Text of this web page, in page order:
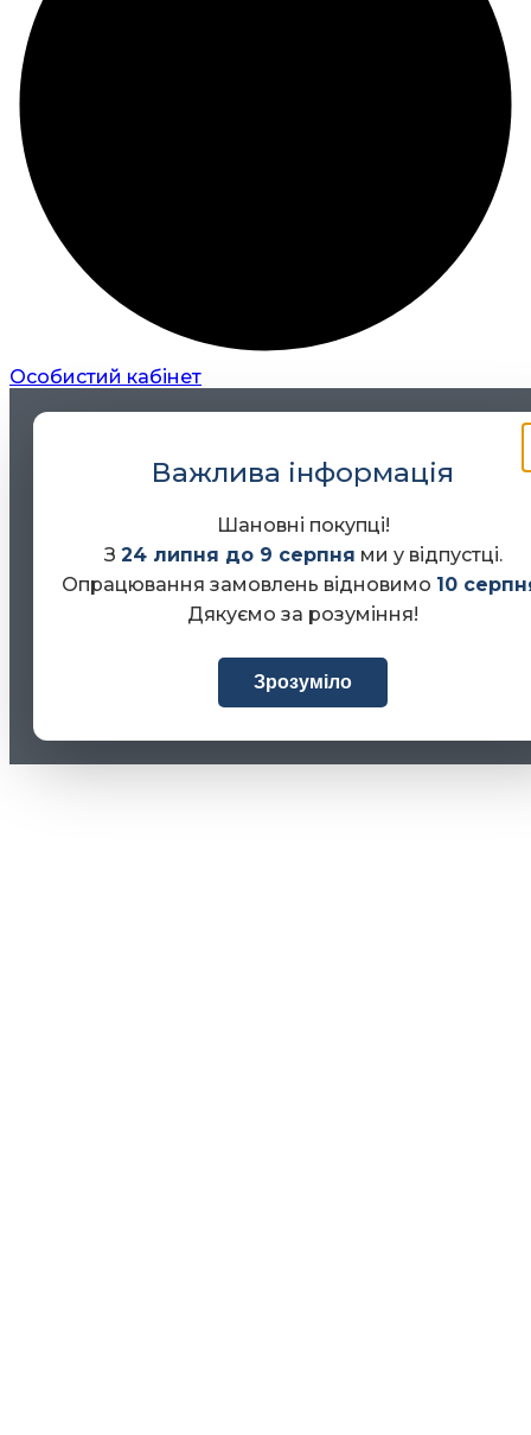
Особистий кабінет
Важлива інформація
Шановні покупці!
З 24 липня до 9 серпня ми у відпустці.
Опрацювання замовлень відновимо 10
Дякуємо за розуміння!
Зрозуміло